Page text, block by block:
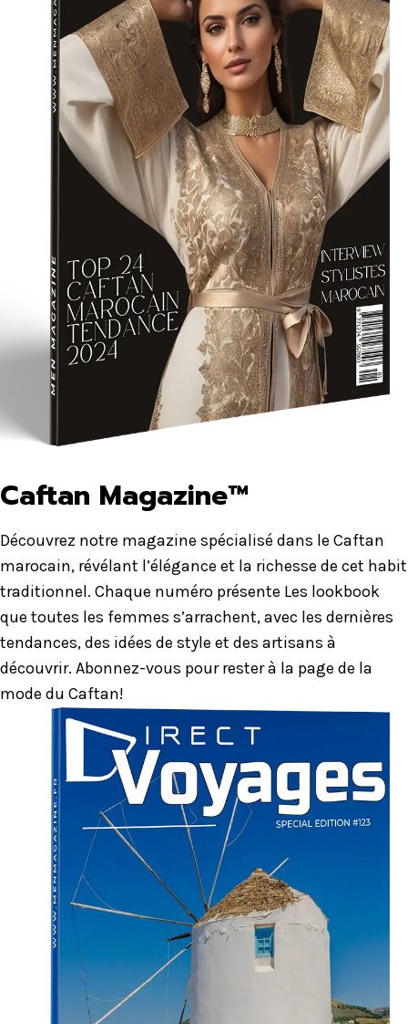
Caftan Magazine™
Découvrez notre magazine spécialisé dans le Caftan
marocain, révélant l’élégance et la richesse de cet habit
traditionnel. Chaque numéro présente Les lookbook
que toutes les femmes s’arrachent, avec les dernières
tendances, des idées de style et des artisans à
découvrir. Abonnez-vous pour rester à la page de la
mode du Caftan!